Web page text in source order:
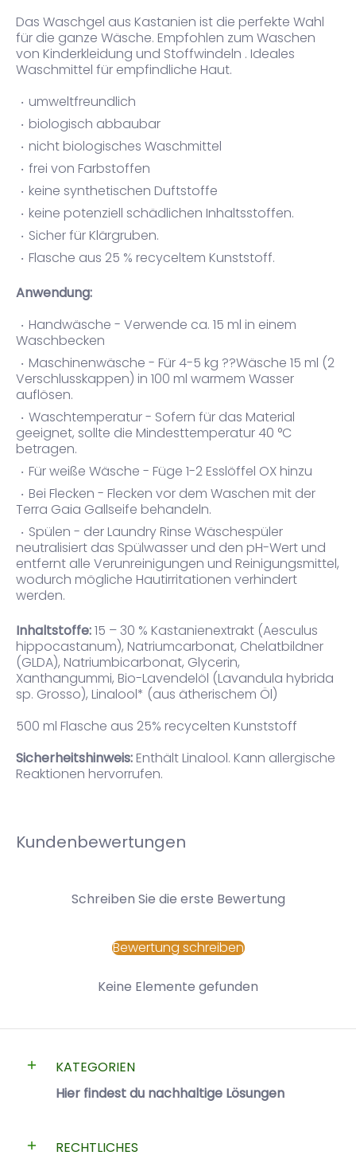
Das Waschgel aus Kastanien ist die perfekte Wahl
für die ganze Wäsche. Empfohlen zum Waschen
von Kinderkleidung und Stoffwindeln . Ideales
Waschmittel für empfindliche Haut.
umweltfreundlich
biologisch abbaubar
nicht biologisches Waschmittel
frei von Farbstoffen
keine synthetischen Duftstoffe
keine potenziell schädlichen Inhaltsstoffen.
Sicher für Klärgruben.
Flasche aus 25 % recyceltem Kunststoff.
Anwendung:
Handwäsche - Verwende ca. 15 ml in einem
Waschbecken
Maschinenwäsche - Für 4-5 kg ??Wäsche 15 ml (2
Verschlusskappen) in 100 ml warmem Wasser
auflösen.
Waschtemperatur - Sofern für das Material
geeignet, sollte die Mindesttemperatur 40 °C
betragen.
Für weiße Wäsche - Füge 1-2 Esslöffel OX hinzu
Bei Flecken - Flecken vor dem Waschen mit der
Terra Gaia Gallseife behandeln.
Spülen - der Laundry Rinse Wäschespüler
neutralisiert das Spülwasser und den pH-Wert und
entfernt alle Verunreinigungen und Reinigungsmittel,
wodurch mögliche Hautirritationen verhindert
werden.
Inhaltstoffe:15 – 30 % Kastanienextrakt (Aesculus
hippocastanum), Natriumcarbonat, Chelatbildner
(GLDA), Natriumbicarbonat, Glycerin,
Xanthangummi, Bio-Lavendelöl (Lavandula hybrida
sp. Grosso), Linalool* (aus ätherischem Öl)
500 ml Flasche aus 25% recycelten Kunststoff
Sicherheitshinweis: Enthält Linalool. Kann allergische
Reaktionen hervorrufen.
Kundenbewertungen
Schreiben Sie die erste Bewertung
Bewertung schreiben
Keine Elemente gefunden
KATEGORIEN
Hier findest du nachhaltige Lösungen
RECHTLICHES